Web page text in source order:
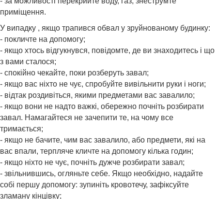
приміщення.
У випадку , якщо трапився обвал у зруйнованому будинку:
- покличте на допомогу;
- якщо хтось відгукнувся, повідомте, де ви знаходитесь і що
з вами сталося;
- спокійно чекайте, поки розберуть завал;
- якщо вас ніхто не чує, спробуйте вивільнити руки і ноги;
- відтак роздивіться, якими предметами вас завалило;
- якщо вони не надто важкі, обережно почніть розбирати
завал. Намагайтеся не зачепити те, на чому все
тримається;
- якщо не бачите, чим вас завалило, або предмети, які на
вас впали, терпляче кличте на допомогу кілька годин;
- якщо ніхто не чує, почніть дужче розбирати завал;
- звільнившись, огляньте себе. Якщо необхідно, надайте
собі першу допомогу: зупиніть кровотечу, зафіксуйте
зламану кінцівку;